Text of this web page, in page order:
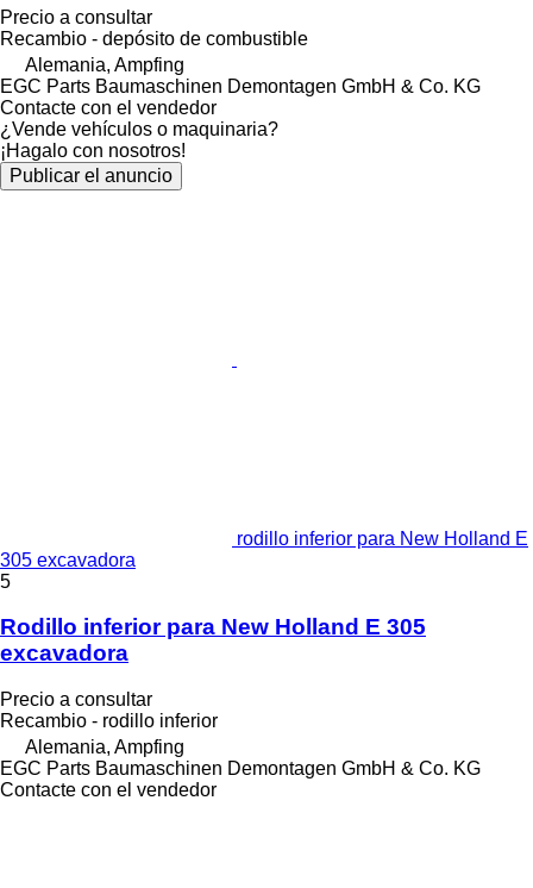
Precio a consultar
Recambio - depósito de combustible
Alemania, Ampfing
EGC Parts Baumaschinen Demontagen GmbH & Co. KG
Contacte con el vendedor
¿Vende vehículos o maquinaria?
¡Hagalo con nosotros!
Publicar el anuncio
rodillo inferior para New Holland E
305 excavadora
5
Rodillo inferior para New Holland E 305
excavadora
Precio a consultar
Recambio - rodillo inferior
Alemania, Ampfing
EGC Parts Baumaschinen Demontagen GmbH & Co. KG
Contacte con el vendedor